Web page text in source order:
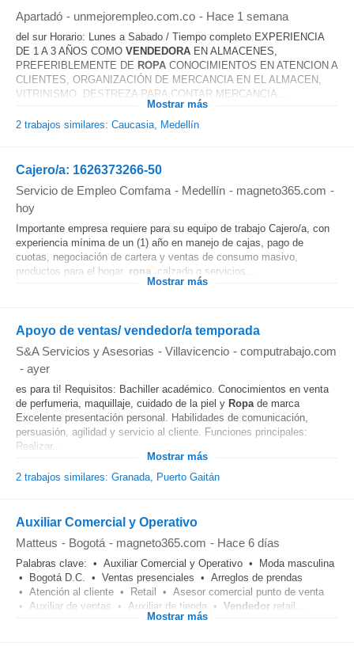
Apartadó - unmejorempleo.com.co - Hace 1 semana
del sur Horario: Lunes a Sabado / Tiempo completo EXPERIENCIA
DE 1 A 3 AÑOS COMO VENDEDORA EN ALMACENES,
PREFERIBLEMENTE DE ROPA CONOCIMIENTOS EN ATENCION A
CLIENTES, ORGANIZACIÓN DE MERCANCIA EN EL ALMACEN,
VITRINISMO, DESTREZA PARA CONTAR MERCANCIA...
Mostrar más
2 trabajos similares: Caucasia, Medellín
Cajero/a: 1626373266-50
Servicio de Empleo Comfama - Medellín - magneto365.com -
hoy
Importante empresa requiere para su equipo de trabajo Cajero/a, con
experiencia mínima de un (1) año en manejo de cajas, pago de
cuotas, negociación de cartera y ventas de consumo masivo,
productos para el hogar, ropa , calzado o servicios...
Mostrar más
Apoyo de ventas/ vendedor/a temporada
S&A Servicios y Asesorias - Villavicencio - computrabajo.com
- ayer
es para ti! Requisitos: Bachiller académico. Conocimientos en venta
de perfumeria, maquillaje, cuidado de la piel y Ropade marca
Excelente presentación personal. Habilidades de comunicación,
persuasión, agilidad y servicio al cliente. Funciones principales:
Realizar...
Mostrar más
2 trabajos similares: Granada, Puerto Gaitán
Auxiliar Comercial y Operativo
Matteus - Bogotá - magneto365.com - Hace 6 días
Palabras clave: • Auxiliar Comercial y Operativo • Moda masculina
• Bogotá D.C. • Ventas presenciales • Arreglos de prendas
• Atención al cliente • Retail • Asesor comercial punto de venta
• Auxiliar de ventas • Auxiliar de tienda • Vendedor retail...
Mostrar más